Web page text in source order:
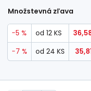
Množstevná zľava
−5 % od 12 KS
−7 %
od 24 KS